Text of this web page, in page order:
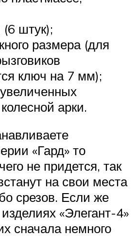
штук);
размера (для
ключ на 7 мм);
арки.
«Гард» то
не придется, так
на свои места
срезов. Если же
«Элегант-4»
сначала немного